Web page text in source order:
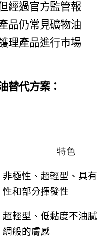
經過官方監管報
品仍常見礦物油
理產品進行市場
替代方案：
特色
非極性、超輕型、具
性和部分揮發性
超輕型、低黏度不油
綢般的膚感